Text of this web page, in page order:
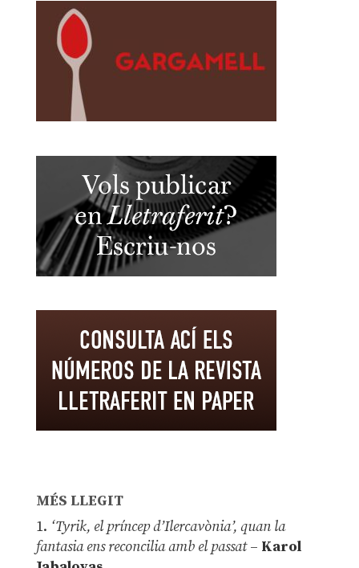
MÉS LLEGIT
1. ‘Tyrik, el príncep d’Ilercavònia’, quan la
fantasia ens reconcilia amb el passat– Karol